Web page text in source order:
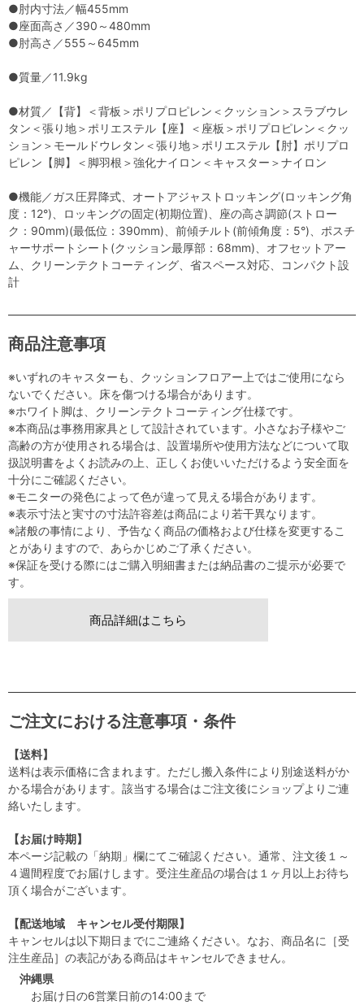
●肘内寸法／幅455mm
●座面高さ／390～480mm
●肘高さ／555～645mm
●質量／11.9kg
●材質／【背】＜背板＞ポリプロピレン＜クッション＞スラブウレ
タン＜張り地＞ポリエステル【座】＜座板＞ポリプロピレン＜クッ
ション＞モールドウレタン＜張り地＞ポリエステル【肘】ポリプロ
ピレン【脚】＜脚羽根＞強化ナイロン＜キャスター＞ナイロン
●機能／ガス圧昇降式、オートアジャストロッキング(ロッキング角
度：12°)、ロッキングの固定(初期位置)、座の高さ調節(ストロー
ク：90mm)(最低位：390mm)、前傾チルト(前傾角度：5°)、ポスチ
ャーサポートシート(クッション最厚部：68mm)、オフセットアー
ム、クリーンテクトコーティング、省スペース対応、コンパクト設
計
商品注意事項
※いずれのキャスターも、クッションフロアー上ではご使用になら
ないでください。床を傷つける場合があります。
※ホワイト脚は、クリーンテクトコーティング仕様です。
※本商品は事務用家具として設計されています。小さなお子様やご
高齢の方が使用される場合は、設置場所や使用方法などについて取
扱説明書をよくお読みの上、正しくお使いいただけるよう安全面を
十分にご確認ください。
※モニターの発色によって色が違って見える場合があります。
※表示寸法と実寸の寸法許容差は商品により若干異なります。
※諸般の事情により、予告なく商品の価格および仕様を変更するこ
とがありますので、あらかじめご了承ください。
※保証を受ける際にはご購入明細書または納品書のご提示が必要で
す。
商品詳細はこちら
ご注文における注意事項・条件
【送料】
送料は表示価格に含まれます。ただし搬入条件により別途送料がか
かる場合があります。該当する場合はご注文後にショップよりご連
絡いたします。
【お届け時期】
本ページ記載の「納期」欄にてご確認ください。通常、注文後１～
４週間程度でお届けします。受注生産品の場合は１ヶ月以上お待ち
頂く場合がございます。
【配送地域 キャンセル受付期限】
キャンセルは以下期日までにご連絡ください。なお、商品名に［受
注生産品］の表記がある商品はキャンセルできません。
沖縄県
お届け日の6営業日前の14:00まで